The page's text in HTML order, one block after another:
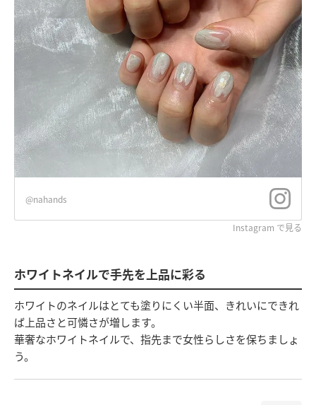
@nahands
Instagram で見る
ホワイトネイルで手先を上品に彩る
ホワイトのネイルはとても塗りにくい半面、きれいにできれ
ば上品さと可憐さが増します。
華奢なホワイトネイルで、指先まで女性らしさを保ちましょ
う。